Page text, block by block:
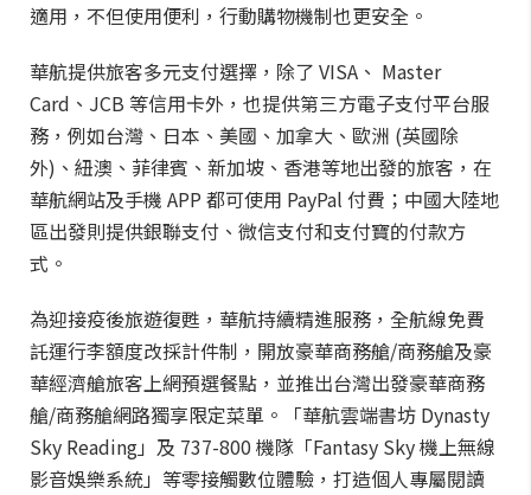
適用，不但使用便利，行動購物機制也更安全。
華航提供旅客多元支付選擇，除了 VISA、 Master
Card、JCB 等信用卡外，也提供第三方電子支付平台服
務，例如台灣、日本、美國、加拿大、歐洲 (英國除
外)、紐澳、菲律賓、新加坡、香港等地出發的旅客，在
華航網站及手機 APP 都可使用 PayPal 付費；中國大陸地
區出發則提供銀聯支付、微信支付和支付寶的付款方
式。
為迎接疫後旅遊復甦，華航持續精進服務，全航線免費
託運行李額度改採計件制，開放豪華商務艙/商務艙及豪
華經濟艙旅客上網預選餐點，並推出台灣出發豪華商務
艙/商務艙網路獨享限定菜單。「華航雲端書坊 Dynasty
Sky Reading」及 737-800 機隊「Fantasy Sky 機上無線
影音娛樂系統」等零接觸數位體驗，打造個人專屬閱讀